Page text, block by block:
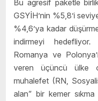
Bu agresif paketle
GSYİH’nin %5,8’i
%4,6’ya kadar
indirmeyi hedefliyor.
Romanya ve
veren üçüncü ülke
muhalefet (RN,
alan” bir kemer